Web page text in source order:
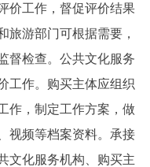
价工作，督促评价结果
旅游部门可根据需要，
督检查。公共文化服务
工作。购买主体应组织
作，制定工作方案，做
视频等档案资料。承接
文化服务机构、购买主